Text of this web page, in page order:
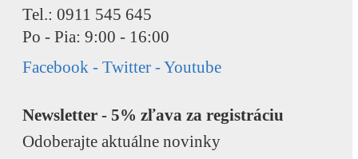
Tel.: 0911 545 645
Po - Pia: 9:00 - 16:00
Facebook - Twitter - Youtube
Newsletter - 5% zľava za registráciu
Odoberajte aktuálne novinky